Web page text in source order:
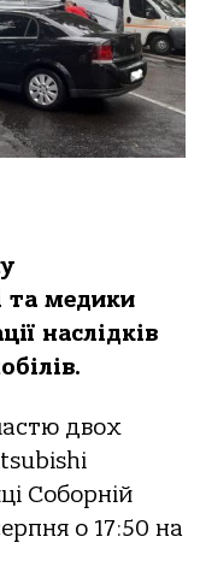
та медики
наслідків
двох
Соборній
о 17:50 на